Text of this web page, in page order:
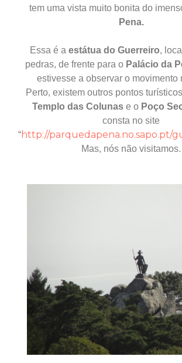
tem uma vista muito bonita do
Pena.
Essa é a estátua do Guerreiro,
pedras, de frente para o Palácio da
estivesse a observar o movimento
Perto, existem outros pontos
Templo das Colunase o Poço
consta no site
“http://parquedapena.no.sapo.pt/
Mas, nós não visitamos.